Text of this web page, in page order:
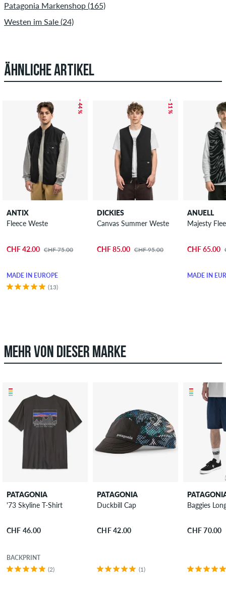
Patagonia Markenshop (165)
Westen im Sale (24)
ÄHNLICHE ARTIKEL
– 44 %
ANTIX
Fleece Weste
CHF 42.00 CHF 75.00
MADE IN EUROPE
(13)
– 11 %
DICKIES
Canvas Summer Weste
CHF 85.00 CHF 95.00
ANUELL
Majesty
CHF 65.00
MADE IN
MEHR VON DIESER MARKE
PATAGONIA
'73 Skyline T-Shirt
CHF 46.00
BACKPRINT
(2)
PATAGONIA
Duckbill Cap
CHF 42.00
(1)
Baggies
CHF 70.00